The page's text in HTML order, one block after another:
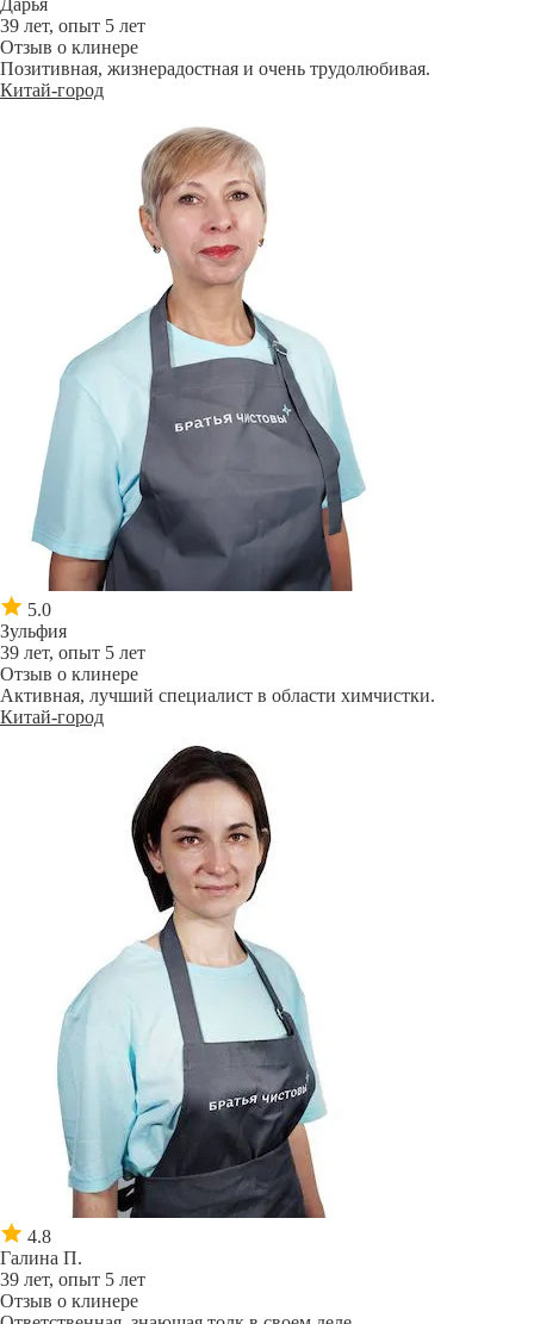
Дарья
39 лет, опыт 5 лет
Отзыв о клинере
Позитивная, жизнерадостная и очень трудолюбивая.
Китай-город
5.0
Зульфия
39 лет, опыт 5 лет
Отзыв о клинере
Активная, лучший специалист в области химчистки.
Китай-город
4.8
Галина П.
39 лет, опыт 5 лет
Отзыв о клинере